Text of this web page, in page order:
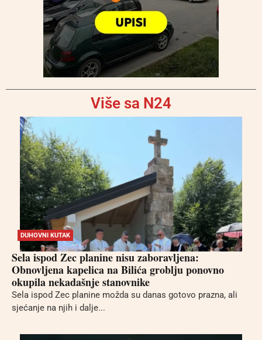
Više sa N24
DUHOVNI KUTAK
Sela ispod Zec planine nisu zaboravljena:
Obnovljena kapelica na Bilića groblju ponovno
okupila nekadašnje stanovnike
Sela ispod Zec planine možda su danas gotovo prazna, ali
sjećanje na njih i dalje...